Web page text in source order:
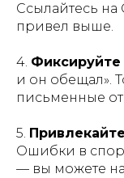
Ссылайтесь
привел выше.
4. Фиксируйте
и он обещал».
письменные
5.
Ошибки в
— вы можете